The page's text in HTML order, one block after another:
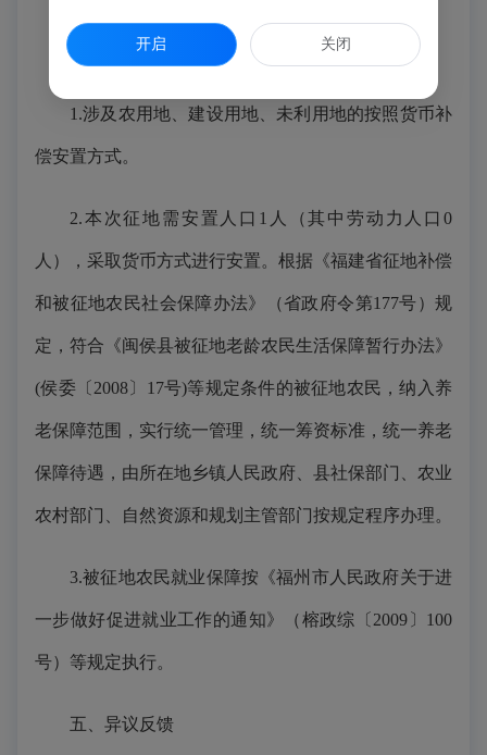
四、安置途径
1.涉及农用地、建设用地、未利用地的按照货币补
偿安置方式。
2.本次征地需安置人口1人（其中劳动力人口0
人），采取货币方式进行安置。根据《福建省征地补偿
和被征地农民社会保障办法》（省政府令第177号）规
定，符合《闽侯县被征地老龄农民生活保障暂行办法》
(侯委〔2008〕17号)等规定条件的被征地农民，纳入养
老保障范围，实行统一管理，统一筹资标准，统一养老
保障待遇，由所在地乡镇人民政府、县社保部门、农业
农村部门、自然资源和规划主管部门按规定程序办理。
3.被征地农民就业保障按《福州市人民政府关于进
一步做好促进就业工作的通知》（榕政综〔2009〕100
号）等规定执行。
五、异议反馈
开启 关闭